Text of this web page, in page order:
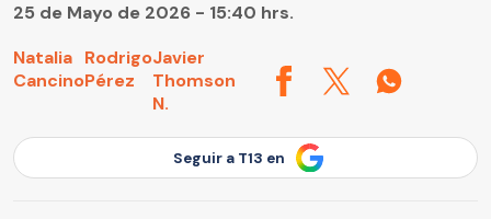
Natalia
Cancino
Rodrigo
Pérez
Javier
Thomson
N.
25 de Mayo de 2026 - 15:40 hrs.
Seguir a T13 en